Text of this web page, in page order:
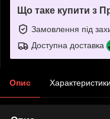
Що таке купити з
Замовлення під
Доступна доставка
Опис Характеристики